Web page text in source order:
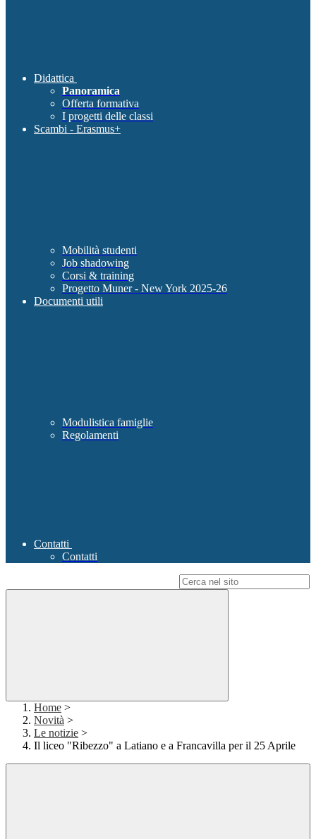
Didattica
Panoramica
Offerta formativa
I progetti delle classi
Scambi - Erasmus+
Mobilità studenti
Job shadowing
Corsi & training
Progetto Muner - New York 2025-26
Documenti utili
Modulistica famiglie
Regolamenti
Contatti
Contatti
Home >
Novità >
Le notizie >
Il liceo "Ribezzo" a Latiano e a Francavilla per il 25 Aprile